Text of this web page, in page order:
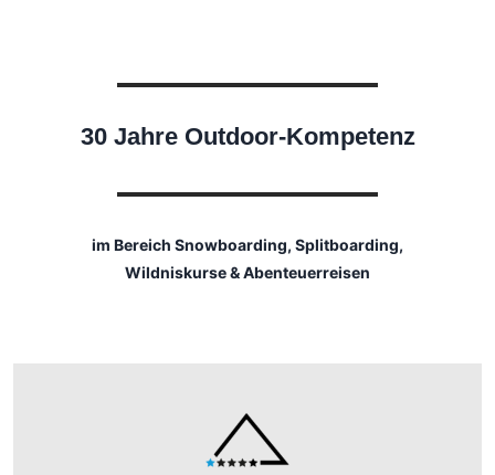
30 Jahre Outdoor-Kompetenz
im Bereich Snowboarding, Splitboarding,
Wildniskurse & Abenteuerreisen